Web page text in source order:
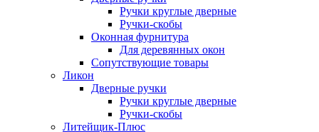
Ручки круглые дверные
Ручки-скобы
Оконная фурнитура
Для деревянных окон
Сопутствующие товары
Ликон
Дверные ручки
Ручки круглые дверные
Ручки-скобы
Литейщик-Плюс